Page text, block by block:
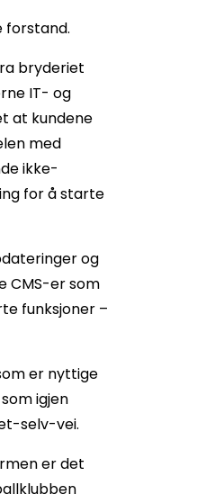
forstand.
bryderiet
IT- og
at kundene
med
ikke-
for å starte
og
CMS-er som
funksjoner –
er nyttige
igjen
selv-vei.
er det